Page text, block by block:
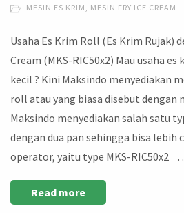
MESIN ES KRIM, MESIN FRY ICE CREAM
Usaha Es Krim Roll (Es Krim Rujak)
Cream (MKS-RIC50x2) Mau usaha
kecil ? Kini Maksindo menyediakan
roll atau yang biasa disebut dengan
Maksindo menyediakan salah satu
dengan dua pan sehingga bisa lebih
operator, yaitu type MKS-RIC50x2
Read more